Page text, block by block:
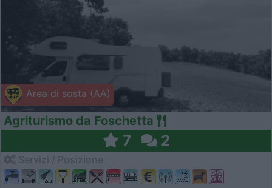
Area di sosta (AA)
Agriturismo da Foschetta
7 2